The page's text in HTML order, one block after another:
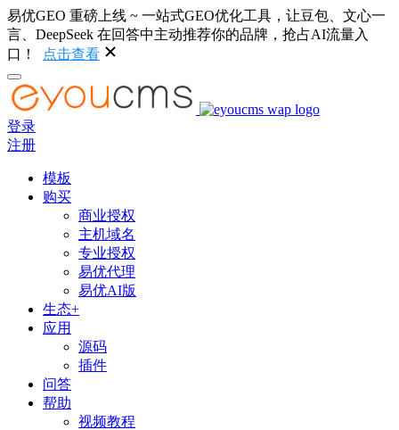
易优GEO 重磅上线 ~ 一站式GEO优化工具，让豆包、文心一
言、DeepSeek 在回答中主动推荐你的品牌，抢占AI流量入
口！
点击查看
登录
注册
模板
购买
商业授权
主机域名
专业授权
易优代理
易优AI版
生态+
应用
源码
插件
问答
帮助
视频教程